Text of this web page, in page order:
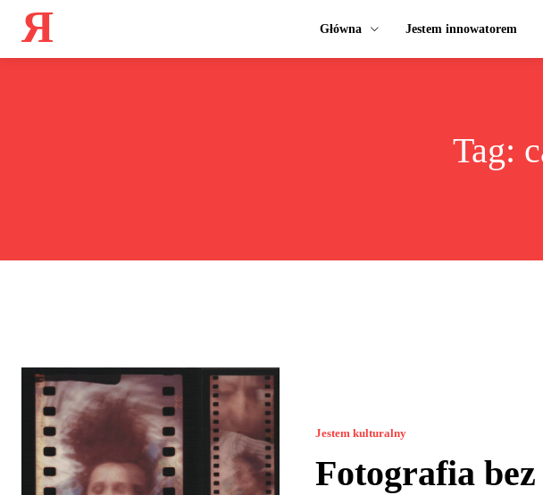
Я Główna Jestem innowatorem
Tag:
Jestem kulturalny
Fotografia